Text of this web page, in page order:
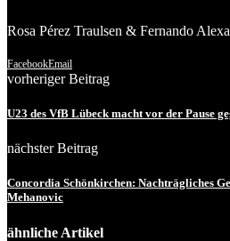
Rosa Pérez Traulsen & Fernando
FacebookEmail
vorheriger Beitrag
U23 des VfB Lübeck macht vor der Pause
nächster Beitrag
Concordia Schönkirchen: Nachträgliches
Mehanovic
ähnliche Artikel